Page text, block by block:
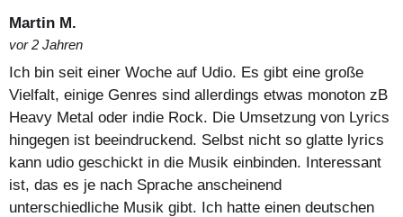
Martin M.
vor 2 Jahren
Ich bin seit einer Woche auf Udio. Es gibt eine große
Vielfalt, einige Genres sind allerdings etwas monoton zB
Heavy Metal oder indie Rock. Die Umsetzung von Lyrics
hingegen ist beeindruckend. Selbst nicht so glatte lyrics
kann udio geschickt in die Musik einbinden. Interessant
ist, das es je nach Sprache anscheinend
unterschiedliche Musik gibt. Ich hatte einen deutschen